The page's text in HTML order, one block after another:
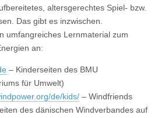
altersgerechtes Spiel- bzw.
Das gibt es inzwischen.
umfangreiches Lernmaterial zum
an:
– Kinderseiten des BMU
für Umwelt)
de/kids/ – Windfriends
des dänischen Windverbandes auf